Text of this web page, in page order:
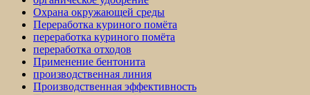
Охрана окружающей среды
Переработка куриного помёта
переработка куриного помёта
переработка отходов
Применение бентонита
производственная линия
Производственная эффективность